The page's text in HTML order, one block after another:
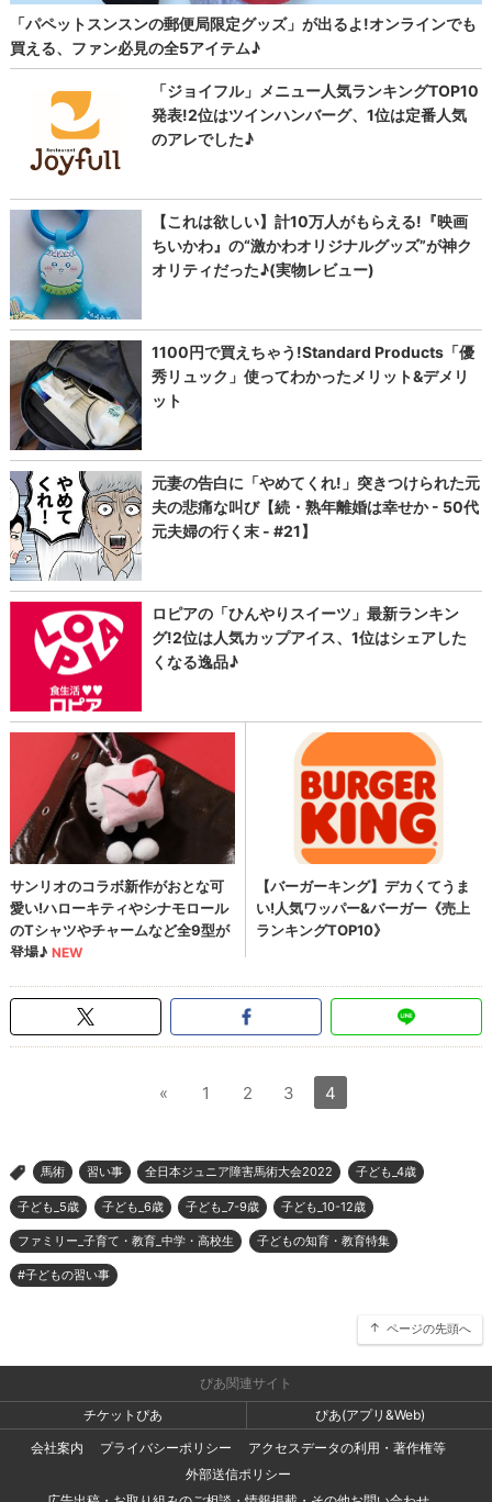
« 1 2 3 4
> 馬術 習い事 全日本ジュニア障害馬術大会2022 子ども_4歳
子ども_5歳 子ども_6歳 子ども_7-9歳 子ども_10-12歳
ファミリー_子育て・教育_中学・高校生 子どもの知育・教育特集
#子どもの習い事
ページの先頭へ
ぴあ関連サイト
チケットぴあ
ぴあ(アプリ&Web)
会社案内
プライバシーポリシー
アクセスデータの利用・著作権等
外部送信ポリシー